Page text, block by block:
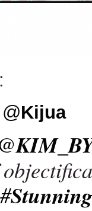
@Kijua
#Stunning